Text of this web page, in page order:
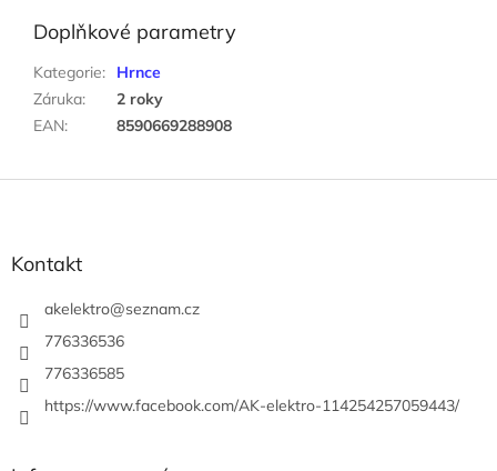
Doplňkové parametry
Kategorie:
Hrnce
Záruka:
2 roky
EAN: 8590669288908
Z
Kontakt
akelektro@seznam.cz
776336536
776336585
https://www.facebook.com/AK-elektro-114254257059443/